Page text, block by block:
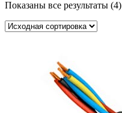
Показаны все результаты (4)